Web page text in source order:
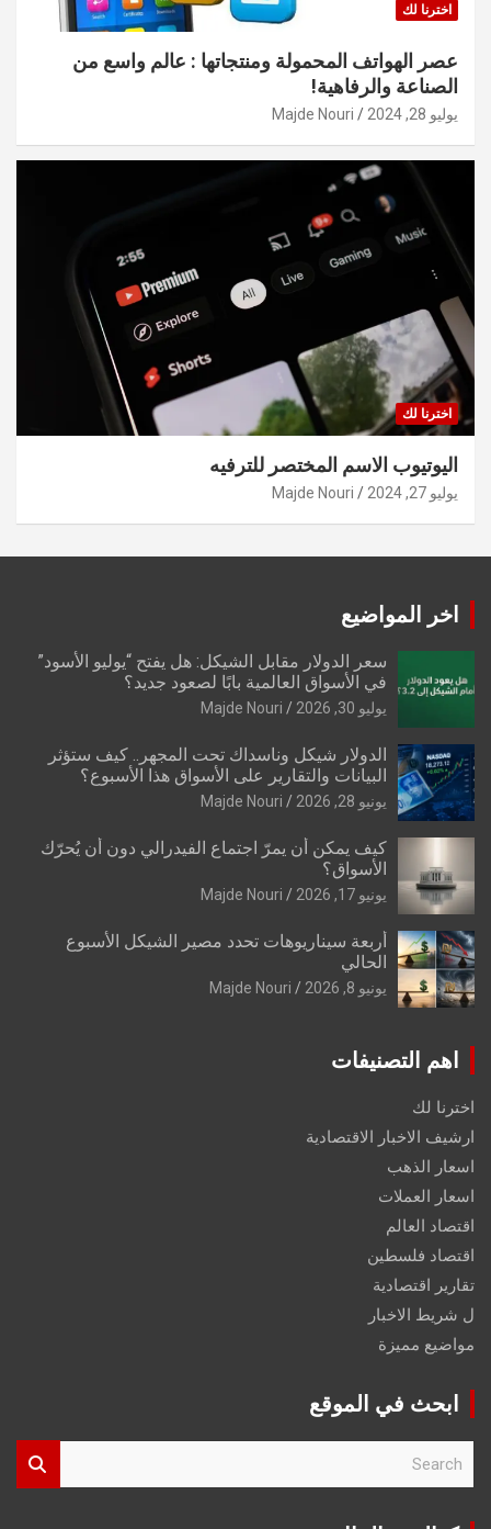
اخترنا لك
عصر الهواتف المحمولة ومنتجاتها : عالم واسع من
الصناعة والرفاهية!
يوليو 28, 2024 Majde Nouri
اخترنا لك
اليوتيوب الاسم المختصر للترفيه
يوليو 27, 2024 Majde Nouri
اخر المواضيع
سعر الدولار مقابل الشيكل: هل يفتح “يوليو الأسود”
في الأسواق العالمية بابًا لصعود جديد؟
يوليو 30, 2026 Majde Nouri
الدولار شيكل وناسداك تحت المجهر.. كيف ستؤثر
البيانات والتقارير على الأسواق هذا الأسبوع؟
يونيو 28, 2026 Majde Nouri
كيف يمكن أن يمرّ اجتماع الفيدرالي دون أن يُحرّك
الأسواق؟
يونيو 17, 2026 Majde Nouri
أربعة سيناريوهات تحدد مصير الشيكل الأسبوع
الحالي
يونيو 8, 2026 Majde Nouri
اهم التصنيفات
اخترنا لك
ارشيف الاخبار الاقتصادية
اسعار الذهب
اسعار العملات
اقتصاد العالم
اقتصاد فلسطين
تقارير اقتصادية
ل شريط الاخبار
مواضيع مميزة
ابحث في الموقع
r